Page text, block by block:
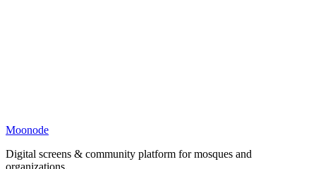
Moonode
Digital screens & community platform for mosques and